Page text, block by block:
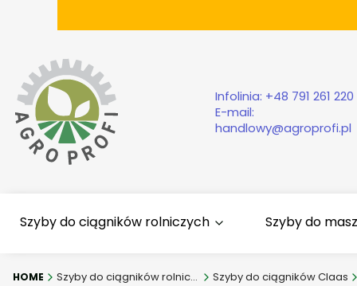
Infolinia: +48 791 261 220
E-mail:
handlowy@agroprofi.pl
Szyby do ciągników rolniczych Szyby do
Szyby do ciągników rolniczych Szyby do ciągników Claas